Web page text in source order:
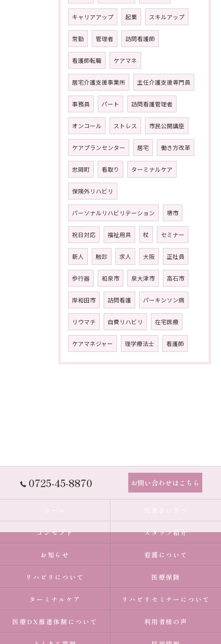
キャリアアップ 起業 スキルアップ
常勤 管理者 訪問看護師
看護師転職 ケアマネ
居宅介護支援事業所 主任介護支援専門員
事務員 パート 訪問看護管理者
オンコール ストレス 市民公開講座
ケアプランセンター 居宅 働き方改革
忠岡町 看取り ターミナルケア
保険外リハビリ
パーソナルリハビリテーション 堺市
祝日対応 福祉用具 杖 セミナー
新人 触診 求人 大阪 正社員
歩行器 和泉市 泉大津市 高石市
岸和田市 訪問看護 パーキンソン病
リウマチ 自費リハビリ 在宅医療
ケアマネジャー 理学療法士 看護師
0725-45-8870 お問い合わせはこちら
ホーム 代表あいさつ
コンセプト スタッフ紹介
お知らせ 看護について
リハビリについて 医療保険
ターミナルケア リハビリセミナーについて
医療DX推進体制について 利用者様の声